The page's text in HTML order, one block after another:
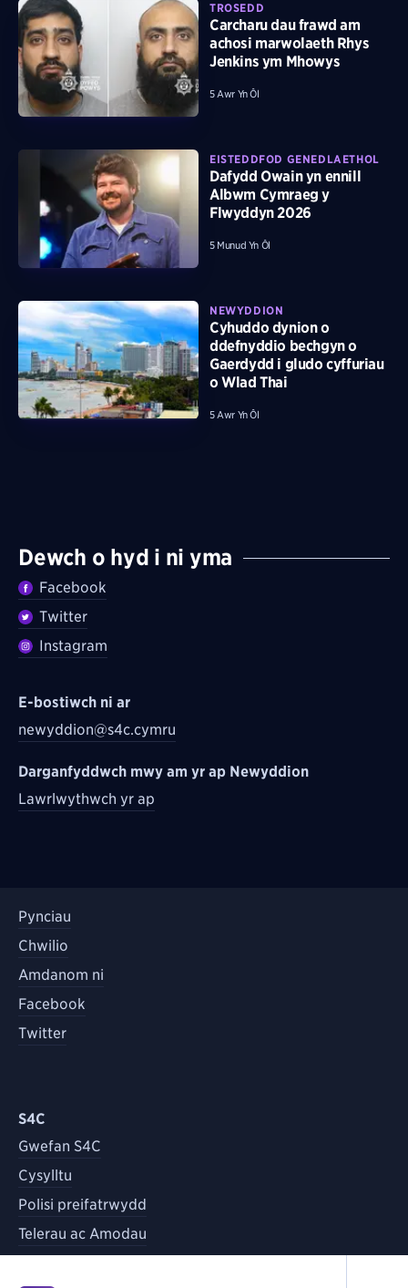
TROSEDD
Carcharu dau frawd am
achosi marwolaeth Rhys
Jenkins ym Mhowys
5 Awr Yn Ôl
EISTEDDFOD GENEDLAETHOL
Dafydd Owain yn ennill
Albwm Cymraeg y
Flwyddyn 2026
5 Munud Yn Ôl
NEWYDDION
Cyhuddo dynion o
ddefnyddio bechgyn o
Gaerdydd i gludo cyffuriau
o Wlad Thai
5 Awr Yn Ôl
Dewch o hyd i ni yma
Facebook
Twitter
Instagram
E-bostiwch ni ar
newyddion@s4c.cymru
Darganfyddwch mwy am yr ap Newyddion
Lawrlwythwch yr ap
Pynciau
Chwilio
Amdanom ni
Facebook
Twitter
S4C
Gwefan S4C
Cysylltu
Polisi preifatrwydd
Telerau ac Amodau